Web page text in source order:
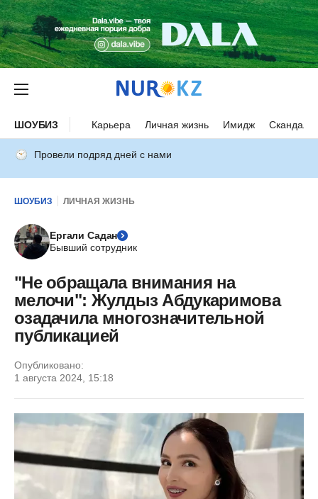
ШОУБИЗ Карьера Личная жизнь Имидж Скандалы
Провели подряд дней с нами
ШОУБИЗ ЛИЧНАЯ ЖИЗНЬ
Ергали Садан
Бывший сотрудник
"Не обращала внимания на
мелочи": Жулдыз Абдукаримова
озадачила многозначительной
публикацией
Опубликовано:
1 августа 2024, 15:18